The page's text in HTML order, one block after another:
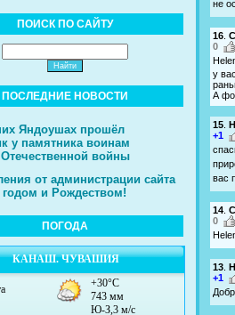
ПОИСК ПО САЙТУ
ПОСЛЕДНИЕ НОВОСТИ
Яндоушах прошёл
у памятника воинам
войны
от администрации сайта
и Рождеством!
ПОГОДА
КАНАШ. ЧУВАШИЯ
не
16
0
у
А
15
+1
вас
14
0
13
+1